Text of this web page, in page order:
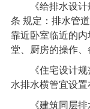
《给排水设
条 规定：排水管
靠近卧室临近的
堂、厨房的操作、
《住宅设计
水排水横管宜设置
《建筑同层